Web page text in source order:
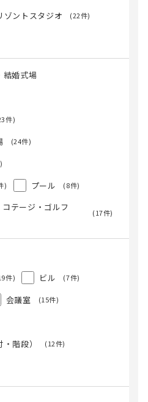
ゾントスタジオ (22件)
結婚式場
件)
(24件)
) プール (8件)
テージ・ゴルフ
(17件)
件) ビル (7件)
会議室 (15件)
階段） (12件)